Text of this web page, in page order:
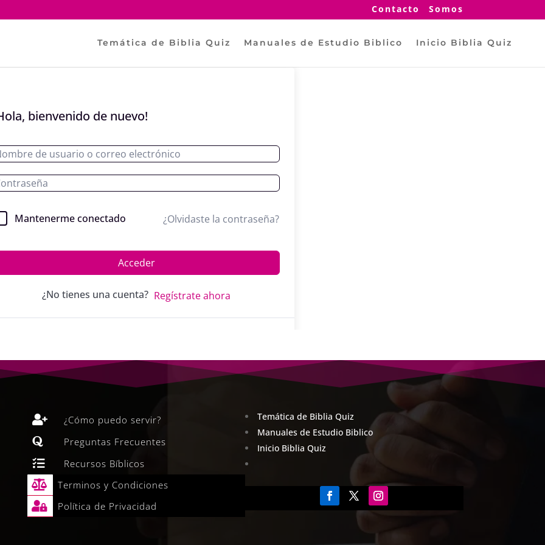
Contacto Somos
Temática de Biblia Quiz Manuales de Estudio Biblico Inicio Biblia Quiz
bienvenido de nuevo!
Mantenerme conectado ¿Olvidaste la contraseña?
Acceder
¿No tienes una cuenta? Regístrate ahora
 ¿Cómo puedo servir?
 Preguntas Frecuentes
 Recursos Bíblicos
 Terminos y Condiciones
 Política de Privacidad
Temática de Biblia Quiz
Manuales de Estudio Biblico
Inicio Biblia Quiz